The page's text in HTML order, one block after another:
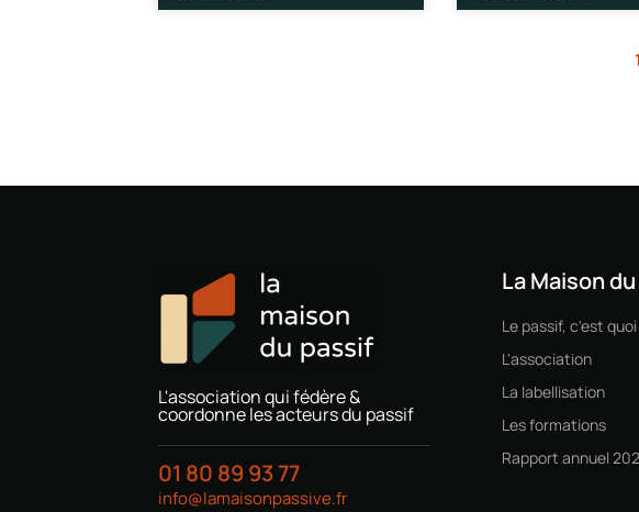
1
L'association qui fédère &
coordonne les acteurs du passif
01 80 89 93 77
info@lamaisonpassive.fr
La Maison
Le passif, c'est quoi
L'association
La labellisation
Les formations
Rapport annuel